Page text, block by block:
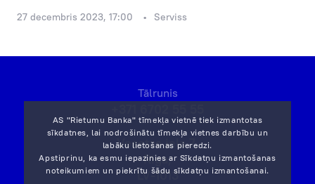
27 decembris 2023, 17:00 Serviss
AS "Rietumu Banka" tīmekļa vietnē tiek izmantotas
sīkdatnes, lai nodrošinātu tīmekļa vietnes darbību un
labāku lietošanas pieredzi.
Apstiprinu, ka esmu iepazinies ar Sīkdatņu izmantošanas
noteikumiem un piekrītu šādu sīkdatņu izmantošanai.
Tālrunis
Vesetas iela 7,
Rīga,
LV-1013